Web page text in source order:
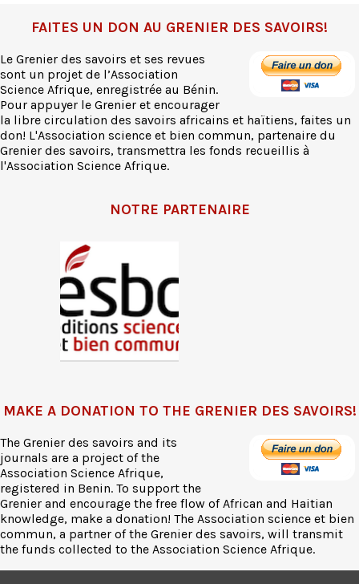
FAITES UN DON AU GRENIER DES SAVOIRS!
Le Grenier des savoirs et ses revues
sont un projet de l’Association
Science Afrique, enregistrée au Bénin.
Pour appuyer le Grenier et encourager
la libre circulation des savoirs africains et haïtiens, faites un
don! L'Association science et bien commun, partenaire du
Grenier des savoirs, transmettra les fonds recueillis à
l'Association Science Afrique.
NOTRE PARTENAIRE
MAKE A DONATION TO THE GRENIER DES SAVOIRS!
The Grenier des savoirs and its
journals are a project of the
Association Science Afrique,
registered in Benin. To support the
Grenier and encourage the free flow of African and Haitian
knowledge, make a donation! The Association science et bien
commun, a partner of the Grenier des savoirs, will transmit
the funds collected to the Association Science Afrique.